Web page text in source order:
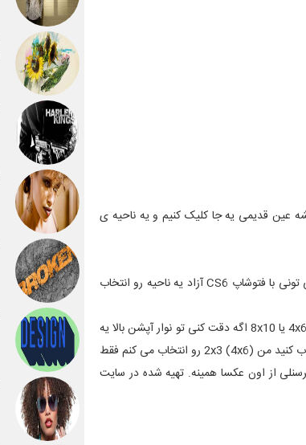
عین قدیمی یه جا کلیک کنیم و یه ناحیه ی
این تیتر بالا رو میشه انتخاب نسبت های برش هم بش گفت. ساده ترش یعنی قسمتی که میخوای ببری چند در چند باشه .شما می تونی با فتوشاپ CS6 آزاد یه ناحیه رو انتخاب
یعنی شما میتونی با هر ابعاد و اندازه ای که دوس داری عکست رو برش بدی ولی خیلی وقتا شما یه اندازه ی خاص می خوای مثلا 4x6 یا 8x10 اگه دقت کنی تو نوار آپشن بالا یه
گذینه به اسم Aspect Ratio هست که اگر روش کلیک کنی و Unconstrained رو انتخاب کنی بهت اجازه میده که ابعادی رو انتخاب کنید من 2x3 (4x6) رو انتخاب می کنم فقط
از اون عکسا همینه. تهیه شده در سایت